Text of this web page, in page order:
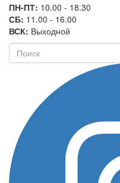
ПН-ПТ: 10.00 - 18.30
СБ: 11.00 - 16.00
ВСК: Выходной